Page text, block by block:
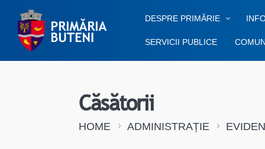
DESPRE PRIMĂRIE
SERVICII PUBLICE
Căsătorii
HOME ADMINISTRAȚIE